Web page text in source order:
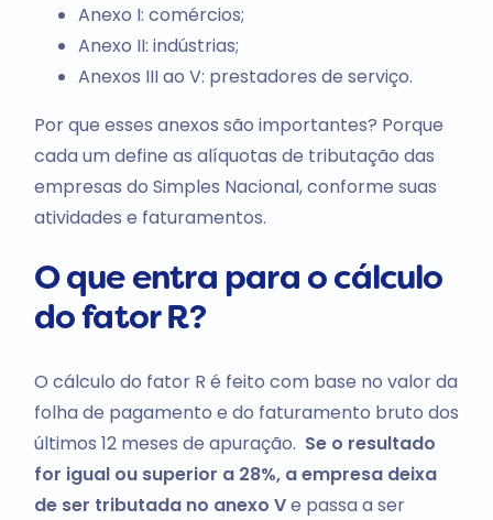
Anexo I: comércios;
Anexo II: indústrias;
Anexos III ao V: prestadores de serviço.
Por que esses anexos são importantes? Porque
cada um define as alíquotas de tributação das
empresas do Simples Nacional, conforme suas
atividades e faturamentos.
O que entra para o cálculo
do fator R?
O cálculo do fator R é feito com base no valor da
folha de pagamento e do faturamento bruto dos
últimos 12 meses de apuração. Se o resultado
for igual ou superior a 28%, a empresa deixa
de ser tributada no anexo Ve passa a ser